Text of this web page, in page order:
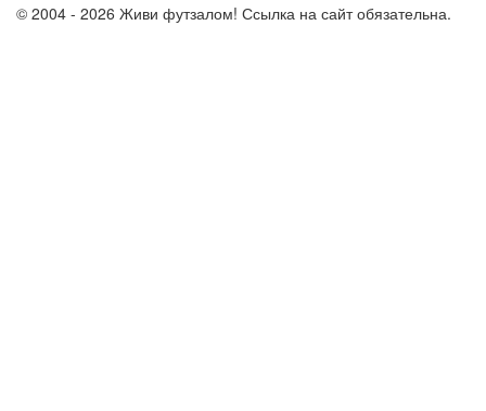
© 2004 - 2026 Живи футзалом! Ссылка на сайт обязательна.